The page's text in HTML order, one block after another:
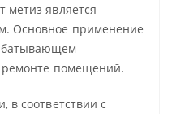
метиз является
Основное применение
ремонте помещений.
в соответствии с